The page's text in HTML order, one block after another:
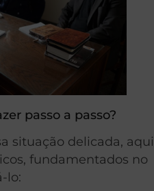
passo a passo?
situação delicada, aqui
fundamentados no
lo: